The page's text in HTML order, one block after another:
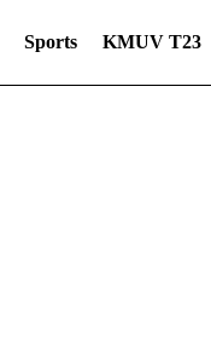
Sports KMUV T23